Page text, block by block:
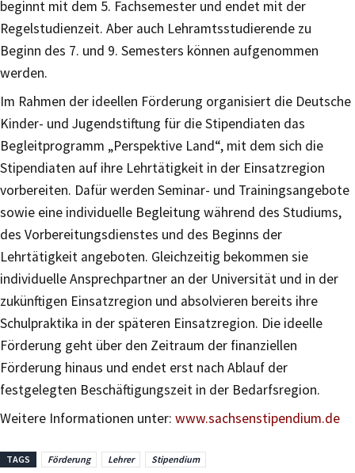
beginnt mit dem 5. Fachsemester und endet mit der
Regelstudienzeit. Aber auch Lehramtsstudierende zu
Beginn des 7. und 9. Semesters können aufgenommen
werden.
Im Rahmen der ideellen Förderung organisiert die Deutsche
Kinder- und Jugendstiftung für die Stipendiaten das
Begleitprogramm „Perspektive Land“, mit dem sich die
Stipendiaten auf ihre Lehrtätigkeit in der Einsatzregion
vorbereiten. Dafür werden Seminar- und Trainingsangebote
sowie eine individuelle Begleitung während des Studiums,
des Vorbereitungsdienstes und des Beginns der
Lehrtätigkeit angeboten. Gleichzeitig bekommen sie
individuelle Ansprechpartner an der Universität und in der
zukünftigen Einsatzregion und absolvieren bereits ihre
Schulpraktika in der späteren Einsatzregion. Die ideelle
Förderung geht über den Zeitraum der finanziellen
Förderung hinaus und endet erst nach Ablauf der
festgelegten Beschäftigungszeit in der Bedarfsregion.
Weitere Informationen unter: www.sachsenstipendium.de
TAGS Förderung Lehrer Stipendium